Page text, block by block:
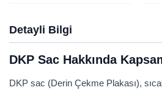
Detayli Bilgi
DKP Sac Hakkında
DKP sac (Derin Çekme Plakası),